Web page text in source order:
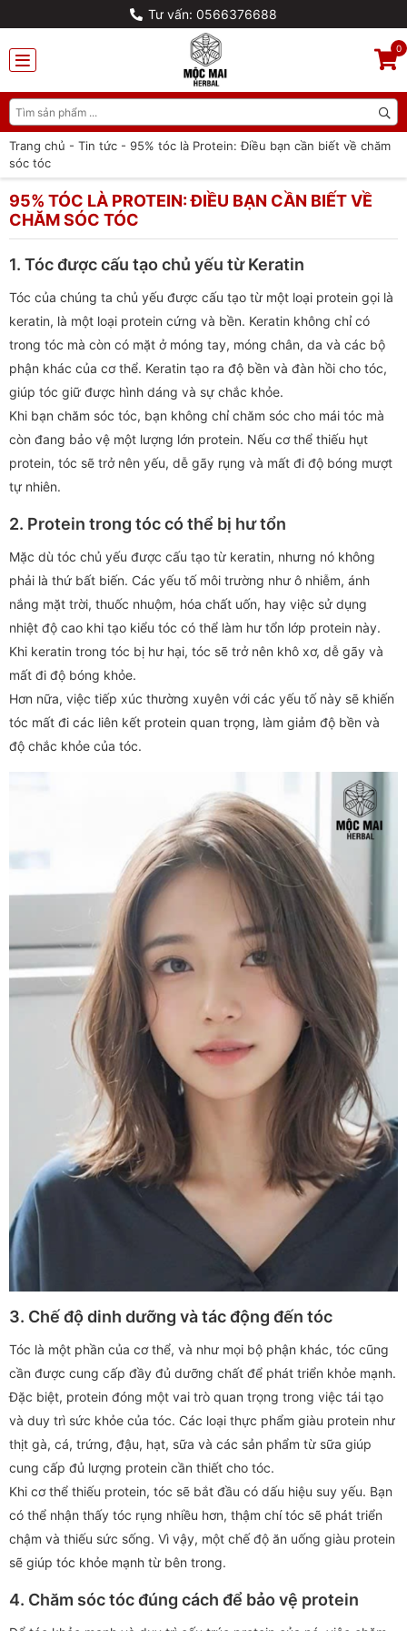
Tư vấn: 0566376688
0
Trang chủ - Tin tức - 95% tóc là Protein: Điều bạn cần biết về chăm
sóc tóc
95% TÓC LÀ PROTEIN: ĐIỀU BẠN CẦN BIẾT VỀ
CHĂM SÓC TÓC
1. Tóc được cấu tạo chủ yếu từ Keratin
Tóc của chúng ta chủ yếu được cấu tạo từ một loại protein gọi là
keratin, là một loại protein cứng và bền. Keratin không chỉ có
trong tóc mà còn có mặt ở móng tay, móng chân, da và các bộ
phận khác của cơ thể. Keratin tạo ra độ bền và đàn hồi cho tóc,
giúp tóc giữ được hình dáng và sự chắc khỏe.
Khi bạn chăm sóc tóc, bạn không chỉ chăm sóc cho mái tóc mà
còn đang bảo vệ một lượng lớn protein. Nếu cơ thể thiếu hụt
protein, tóc sẽ trở nên yếu, dễ gãy rụng và mất đi độ bóng mượt
tự nhiên.
2. Protein trong tóc có thể bị hư tổn
Mặc dù tóc chủ yếu được cấu tạo từ keratin, nhưng nó không
phải là thứ bất biến. Các yếu tố môi trường như ô nhiễm, ánh
nắng mặt trời, thuốc nhuộm, hóa chất uốn, hay việc sử dụng
nhiệt độ cao khi tạo kiểu tóc có thể làm hư tổn lớp protein này.
Khi keratin trong tóc bị hư hại, tóc sẽ trở nên khô xơ, dễ gãy và
mất đi độ bóng khỏe.
Hơn nữa, việc tiếp xúc thường xuyên với các yếu tố này sẽ khiến
tóc mất đi các liên kết protein quan trọng, làm giảm độ bền và
độ chắc khỏe của tóc.
3. Chế độ dinh dưỡng và tác động đến tóc
Tóc là một phần của cơ thể, và như mọi bộ phận khác, tóc cũng
cần được cung cấp đầy đủ dưỡng chất để phát triển khỏe mạnh.
Đặc biệt, protein đóng một vai trò quan trọng trong việc tái tạo
và duy trì sức khỏe của tóc. Các loại thực phẩm giàu protein như
thịt gà, cá, trứng, đậu, hạt, sữa và các sản phẩm từ sữa giúp
cung cấp đủ lượng protein cần thiết cho tóc.
Khi cơ thể thiếu protein, tóc sẽ bắt đầu có dấu hiệu suy yếu. Bạn
có thể nhận thấy tóc rụng nhiều hơn, thậm chí tóc sẽ phát triển
chậm và thiếu sức sống. Vì vậy, một chế độ ăn uống giàu protein
sẽ giúp tóc khỏe mạnh từ bên trong.
4. Chăm sóc tóc đúng cách để bảo vệ protein